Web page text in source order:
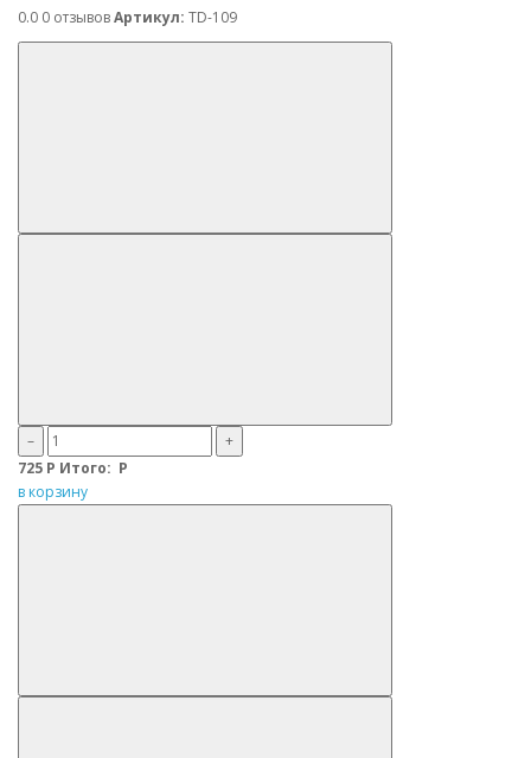
0.0 0 отзывовАртикул: TD-109
–
+
725 Р Итого: Р
в корзину